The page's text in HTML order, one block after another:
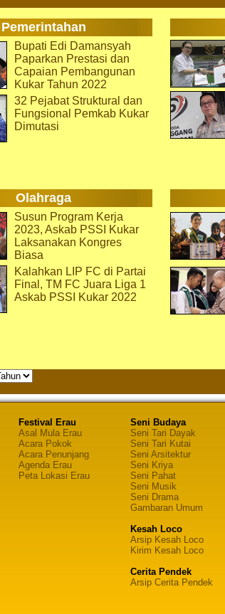
Pemerintahan
Bupati Edi Damansyah
Paparkan Prestasi dan
Capaian Pembangunan
Kukar Tahun 2022
32 Pejabat Struktural dan
Fungsional Pemkab Kukar
Dimutasi
Olahraga
Susun Program Kerja
2023, Askab PSSI Kukar
Laksanakan Kongres
Biasa
Kalahkan LIP FC di Partai
Final, TM FC Juara Liga 1
Askab PSSI Kukar 2022
Festival Erau
Asal Mula Erau
Acara Pokok
Acara Penunjang
Agenda Erau
Peta Lokasi Erau
Seni Budaya
Seni Tari Dayak
Seni Tari Kutai
Seni Arsitektur
Seni Kriya
Seni Pahat
Seni Musik
Seni Drama
Gambaran Umum
Kesah Loco
Arsip Kesah Loco
Kirim Kesah Loco
Cerita Pendek
Arsip Cerita Pendek